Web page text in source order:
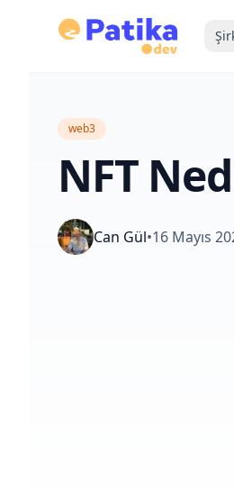
web3
NFT
Can Gül•16 Mayıs